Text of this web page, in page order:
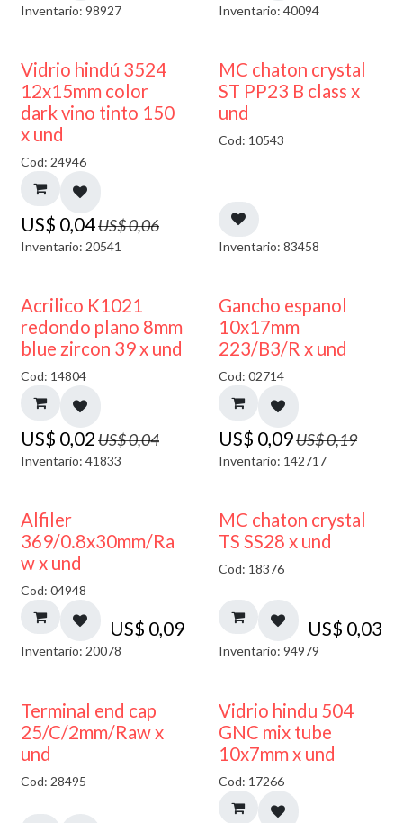
Inventario: 98927 Inventario: 40094
40% DESCUENTO
Vidrio hindú 3524
12x15mm color
dark vino tinto 150
x und
Cod: 24946
US$ 0,04US$0,06
Inventario: 20541
MC chaton crystal
ST PP23 B class x
und
Cod: 10543
Inventario: 83458
50% DESCUENTO
Acrilico K1021
redondo plano 8mm
blue zircon 39 x und
Cod: 14804
US$ 0,02US$0,04
Inventario: 41833
50% DESCUENTO
Gancho espanol
10x17mm
223/B3/R x und
Cod: 02714
US$ 0,09US$0,19
Inventario: 142717
Alfiler
369/0.8x30mm/Ra
w x und
Cod: 04948
US$ 0,09
Inventario: 20078
MC chaton crystal
TS SS28 x und
Cod: 18376
US$ 0,03
Inventario: 94979
Terminal end cap
25/C/2mm/Raw x
und
Cod: 28495 40% DESCUENTO
Vidrio hindu 504
GNC mix tube
10x7mm x und
Cod: 17266